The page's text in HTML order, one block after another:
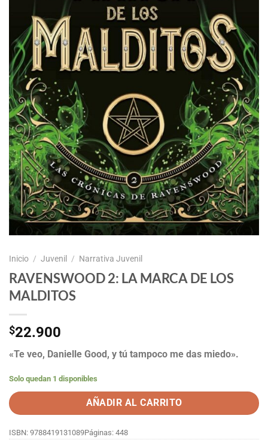
Inicio / Juvenil / Narrativa Juvenil
RAVENSWOOD 2: LA MARCA DE LOS
MALDITOS
$22.900
«Te veo, Danielle Good, y tú tampoco me das miedo».
Solo quedan 1 disponibles
AÑADIR AL CARRITO
ISBN: 9788419131089Páginas: 448